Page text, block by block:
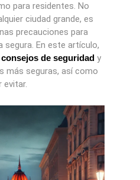
para residentes. No
ciudad grande, es
precauciones para
segura. En este artículo,
consejos de seguridad y
más seguras, así como
evitar.